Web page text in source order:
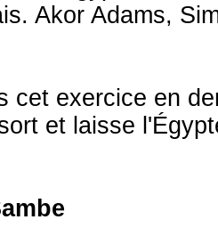
Akor Adams,
cet exercice en
et laisse